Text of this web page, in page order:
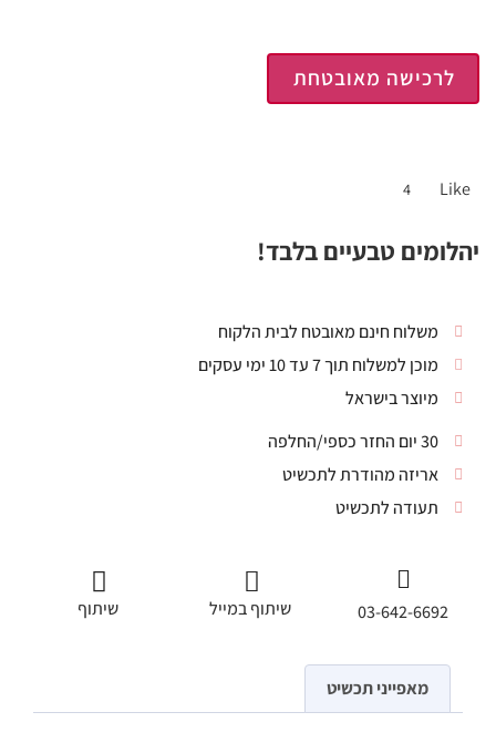
לרכישה מאובטחת
Like
4
יהלומים טבעיים בלבד!
משלוח חינם מאובטח לבית הלקוח
מוכן למשלוח תוך 7 עד 10 ימי עסקים
מיוצר בישראל
30 יום החזר כספי/החלפה
אריזה מהודרת לתכשיט
תעודה לתכשיט
03-642-6692 שיתוף במייל שיתוף
מאפייני תכשיט